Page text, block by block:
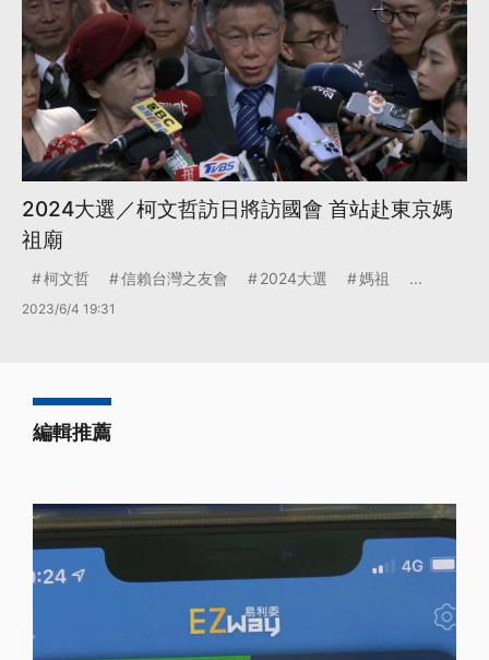
2024大選／柯文哲訪日將訪國會 首站赴東京媽
祖廟
柯文哲 信賴台灣之友會 2024大選 媽祖 ...
2023/6/4 19:31
編輯推薦